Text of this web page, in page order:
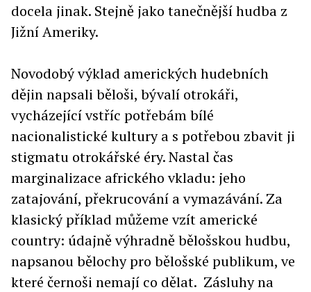
docela jinak. Stejně jako tanečnější hudba z
Jižní Ameriky.
Novodobý výklad amerických hudebních
dějin napsali běloši, bývalí otrokáři,
vycházející vstříc potřebám bílé
nacionalistické kultury a s potřebou zbavit ji
stigmatu otrokářské éry. Nastal čas
marginalizace afrického vkladu: jeho
zatajování, překrucování a vymazávání. Za
klasický příklad můžeme vzít americké
country: údajně výhradně bělošskou hudbu,
napsanou bělochy pro bělošské publikum, ve
které černoši nemají co dělat. Zásluhy na